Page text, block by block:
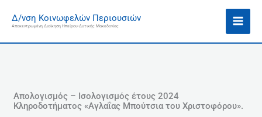
στοΔ/νση Κοινωφελών Περιουσιών
Αποκεντρωμένη Διοίκηση Ηπείρου-Δυτικής Μακεδονίας
Απολογισμός – Ισολογισμός έτους 2024
Κληροδοτήματος «Αγλαΐας Μπούτσια του Χριστοφόρου».
σ
κ
ό